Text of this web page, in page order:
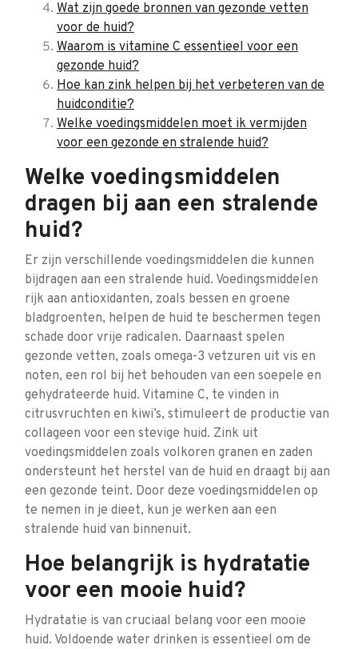
Wat zijn goede bronnen van gezonde vetten
voor de huid?
Waarom is vitamine C essentieel voor een
gezonde huid?
Hoe kan zink helpen bij het verbeteren van de
huidconditie?
Welke voedingsmiddelen moet ik vermijden
voor een gezonde en stralende huid?
Welke voedingsmiddelen
dragen bij aan een stralende
huid?
Er zijn verschillende voedingsmiddelen die kunnen
bijdragen aan een stralende huid. Voedingsmiddelen
rijk aan antioxidanten, zoals bessen en groene
bladgroenten, helpen de huid te beschermen tegen
schade door vrije radicalen. Daarnaast spelen
gezonde vetten, zoals omega-3 vetzuren uit vis en
noten, een rol bij het behouden van een soepele en
gehydrateerde huid. Vitamine C, te vinden in
citrusvruchten en kiwi’s, stimuleert de productie van
collageen voor een stevige huid. Zink uit
voedingsmiddelen zoals volkoren granen en zaden
ondersteunt het herstel van de huid en draagt bij aan
een gezonde teint. Door deze voedingsmiddelen op
te nemen in je dieet, kun je werken aan een
stralende huid van binnenuit.
Hoe belangrijk is hydratatie
voor een mooie huid?
Hydratatie is van cruciaal belang voor een mooie
huid. Voldoende water drinken is essentieel om de